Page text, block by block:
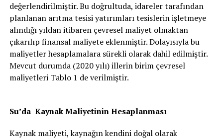
değerlendirilmiştir. Bu doğrultuda, idareler tarafından
planlanan arıtma tesisi yatırımları tesislerin işletmeye
alındığı yıldan itibaren çevresel maliyet olmaktan
çıkarılıp finansal maliyete eklenmiştir. Dolayısıyla bu
maliyetler hesaplamalara sürekli olarak dahil edilmiştir.
Mevcut durumda (2020 yılı) illerin birim çevresel
maliyetleri Tablo 1 de verilmiştir.
Su’da Kaynak Maliyetinin Hesaplanması
Kaynak maliyeti, kaynağın kendini doğal olarak